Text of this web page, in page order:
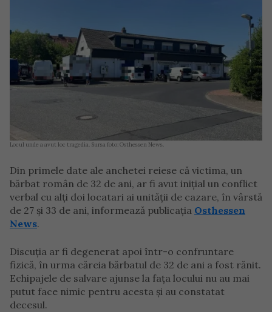
Locul unde a avut loc tragedia. Sursa foto: Osthessen News.
Din primele date ale anchetei reiese că victima, un
bărbat român de 32 de ani, ar fi avut inițial un conflict
verbal cu alți doi locatari ai unității de cazare, în vârstă
de 27 și 33 de ani, informează publicația Osthessen
News.
Discuția ar fi degenerat apoi într-o confruntare
fizică, în urma căreia bărbatul de 32 de ani a fost rănit.
Echipajele de salvare ajunse la fața locului nu au mai
putut face nimic pentru acesta și au constatat
decesul.